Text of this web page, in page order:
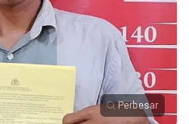
Perbesar